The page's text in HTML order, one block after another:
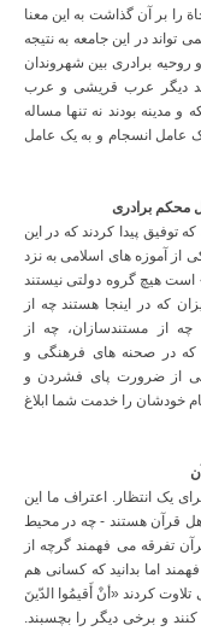
را بر آن گذاشت به این معنا
تواند در این جامعه به نتیجه
برادری بین شهروندان
دیگر عرب قریشی و عرب
مدینه بودند نه تنها مساله
عامل انسجام و به یک عامل
محکم برادری
پیدا کردند که در این
آموزه های اسلامی به نزد
است هیچ گروه دولتی نیستند
که در اینجا هستند چه از
چه از مستندسازان، چه از
که در صحنه های فرهنگی و
از ضرورت پای فشردن و
خودشان را خدمت شما ابلاغ
یک انتظار. اعتراف ما این
قرآن هستند - چه در محیط
تفرقه می فهمند گرچه از
اما بدانید که کسانی هم
کردند «أنْ أَقیمُوا الدّینَ
و برخی دیگر را بچسبند.